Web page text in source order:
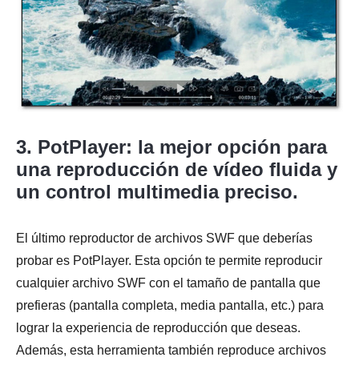
3. PotPlayer: la mejor opción para
una reproducción de vídeo fluida y
un control multimedia preciso.
El último reproductor de archivos SWF que deberías
probar es PotPlayer. Esta opción te permite reproducir
cualquier archivo SWF con el tamaño de pantalla que
prefieras (pantalla completa, media pantalla, etc.) para
lograr la experiencia de reproducción que deseas.
Además, esta herramienta también reproduce archivos